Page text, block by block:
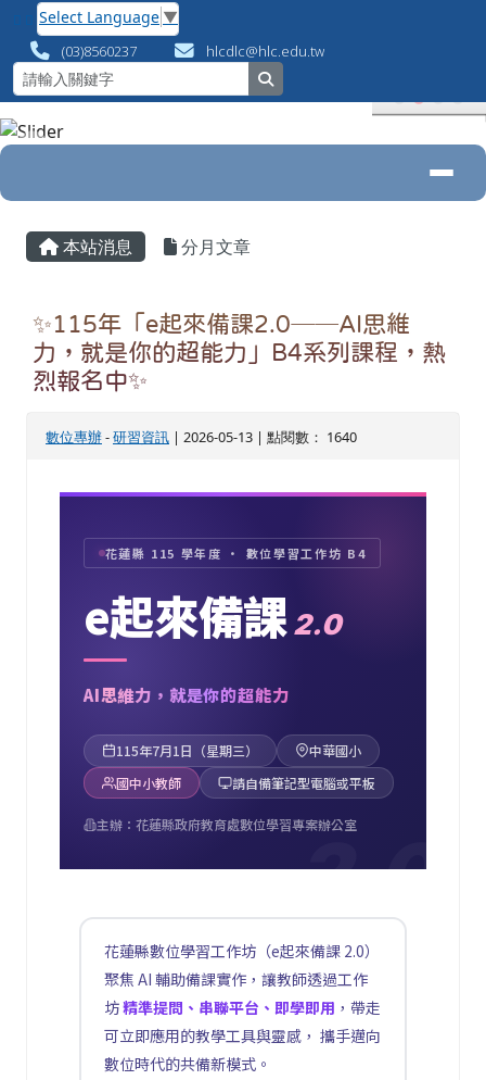
跳至主內容區
花蓮縣數位專案辦公室
Select Language ▼
(03)8560237 hlcdlc@hlc.edu.tw
導覽列
主內容區域
本站消息 分月文章
✨115年「e起來備課2.0──AI思維
力，就是你的超能力」B4系列課程，熱
烈報名中✨
數位專辦-研習資訊 | 2026-05-13 | 點閱數： 1640